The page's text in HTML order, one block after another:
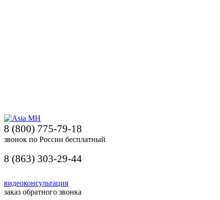
8 (800) 775-79-18
звонок по России бесплатный
8 (863) 303-29-44
видеоконсультация
заказ обратного звонка